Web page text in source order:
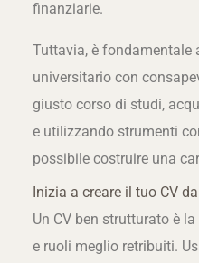
finanziarie.
Tuttavia, è fondamentale
universitario con
giusto corso di studi,
e utilizzando strumenti
possibile costruire una
Inizia a creare il tuo CV
Un CV ben strutturato è
e ruoli meglio retribuiti.